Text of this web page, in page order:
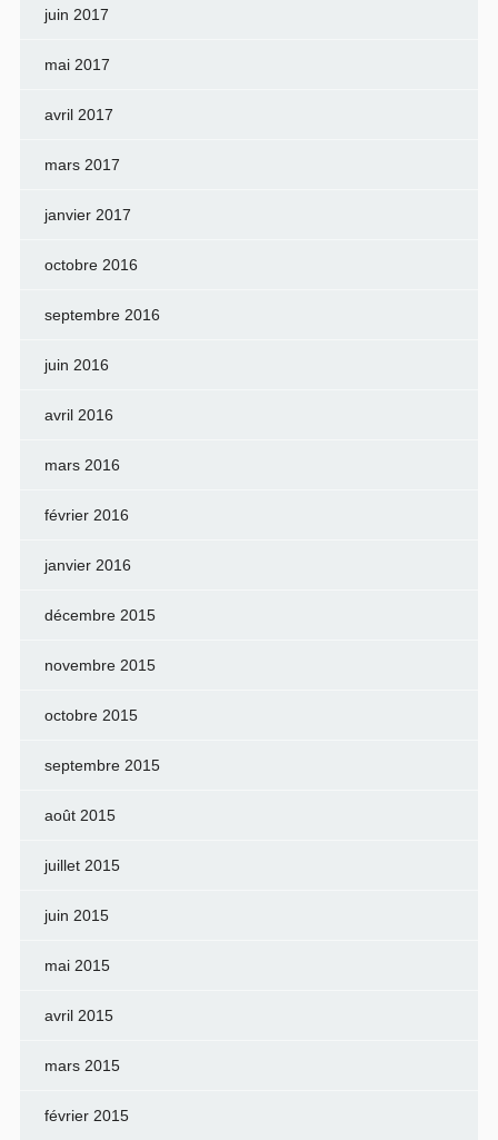
juin 2017
mai 2017
avril 2017
mars 2017
janvier 2017
octobre 2016
septembre 2016
juin 2016
avril 2016
mars 2016
février 2016
janvier 2016
décembre 2015
novembre 2015
octobre 2015
septembre 2015
août 2015
juillet 2015
juin 2015
mai 2015
avril 2015
mars 2015
février 2015